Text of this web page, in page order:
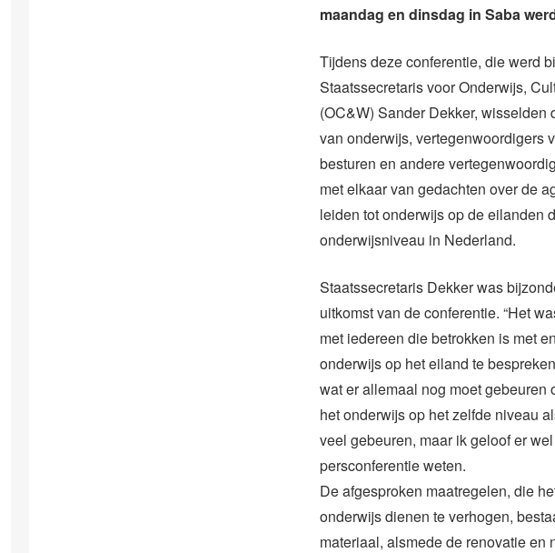
maandag en dinsdag in Saba
Tijdens deze conferentie, die werd
Staatssecretaris voor Onderwijs,
(OC&W) Sander Dekker, wisselden
van onderwijs, vertegenwoordigers
besturen en andere
met elkaar van gedachten over de
leiden tot onderwijs op de eilanden
onderwijsniveau in Nederland.
Staatssecretaris Dekker was
uitkomst van de conferentie. “Het
met iedereen die betrokken is met
onderwijs op het eiland te
wat er allemaal nog moet
het onderwijs op het zelfde niveau
veel gebeuren, maar ik geloof er
persconferentie weten.
De afgesproken maatregelen, die
onderwijs dienen te verhogen,
materiaal, alsmede de renovatie